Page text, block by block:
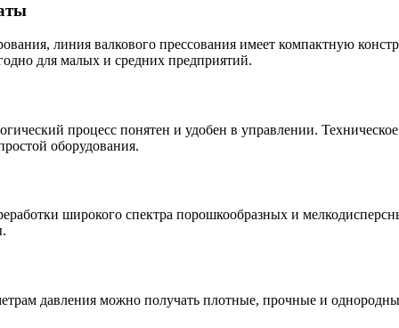
линия валкового прессования имеет компактную
для малых и средних предприятий.
процесс понятен и удобен в управлении.
оборудования.
широкого спектра порошкообразных и
давления можно получать плотные, прочные и